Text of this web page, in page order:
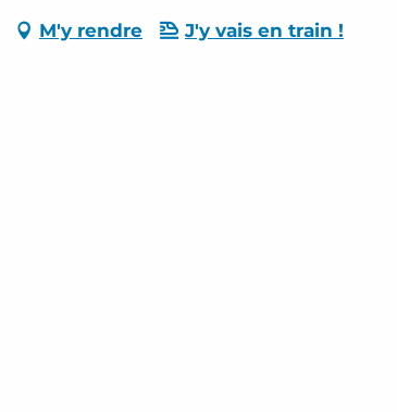
M'y rendre J'y vais en train !